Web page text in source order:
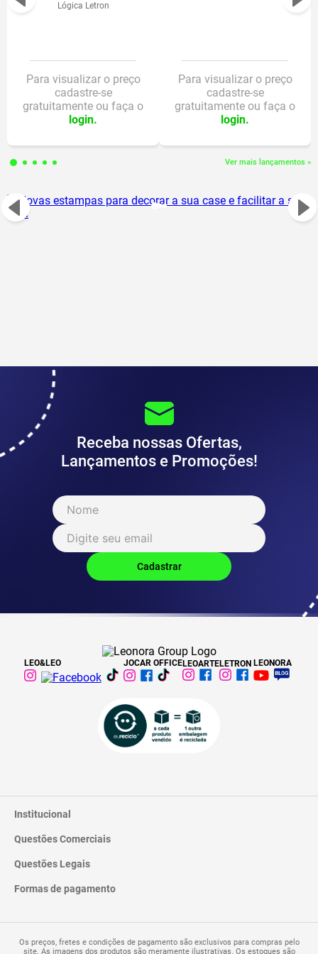
desenhos e cenas do personagem.
Nº selo Inmetro/ Anatel 016458/2024
Altura 11 cm
Largura 3 cm
Altura Embalagem 18 cm
Comprimento da Embalagem 3,7
Lógica Letron
Para visualizar o preço
cadastre-se
gratuitamente ou faça o
login.
Para visualizar o preço
cadastre-se
gratuitamente ou faça o
login.
Ver mais lançamentos »
Receba nossas Ofertas,
Lançamentos e Promoções!
LEO&LEO JOCAR OFFICELEOARTELETRON LEONORA
Institucional
Catálogo
Quem Somos
Questões Comerciais
Trocas e Devoluções
Entrega
Questões Legais
Termos de Uso
Formas de pagamento
Os preços, fretes e condições de pagamento são exclusivos para compras pelo
site. As imagens dos produtos são meramente ilustrativas. Os estoques são